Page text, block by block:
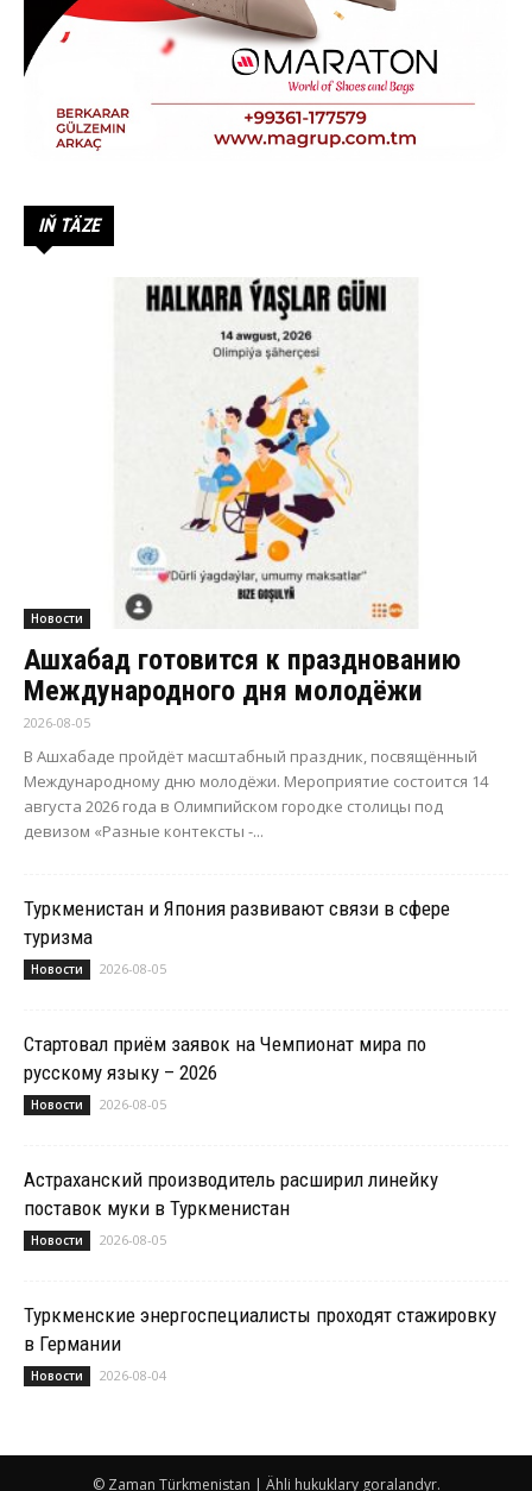
IŇ TÄZE
Новости
Ашхабад готовится к празднованию
Международного дня молодёжи
2026-08-05
В Ашхабаде пройдёт масштабный праздник, посвящённый
Международному дню молодёжи. Мероприятие состоится 14
августа 2026 года в Олимпийском городке столицы под
девизом «Разные контексты -...
Туркменистан и Япония развивают связи в сфере
туризма
Новости 2026-08-05
Стартовал приём заявок на Чемпионат мира по
русскому языку – 2026
Новости 2026-08-05
Астраханский производитель расширил линейку
поставок муки в Туркменистан
Новости 2026-08-05
Туркменские энергоспециалисты проходят стажировку
в Германии
Новости 2026-08-04
© Zaman Türkmenistan | Ähli hukuklary goralandyr.